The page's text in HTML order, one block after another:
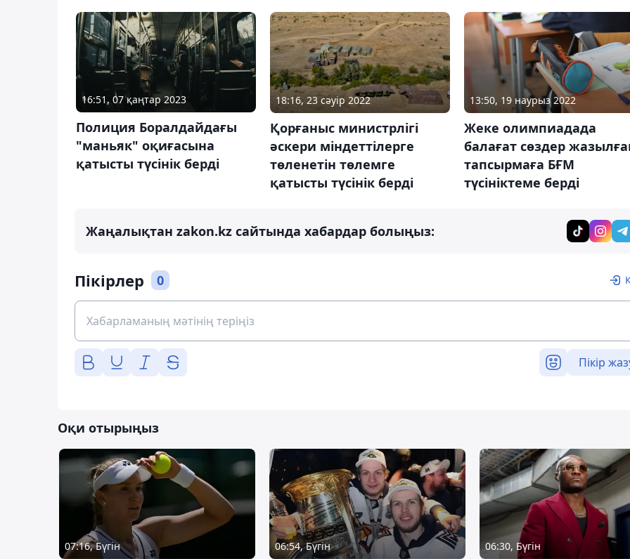
16:51, 07 қаңтар 2023
Полиция Боралдайдағы
"маньяк" оқиғасына
қатысты түсінік берді
18:16, 23 сәуір 2022
Қорғаныс министрлігі
әскери міндеттілерге
төленетін төлемге
қатысты түсінік берді
13:50, 19 наурыз 2022
Жеке олимпиадада
балағат сөздер
тапсырмаға БҒМ
түсініктеме берді
Жаңалықтан zakon.kz сайтында хабардар болыңыз:
Пікірлер 0
Пікір
Оқи отырыңыз
07:16, Бүгін 06:54, Бүгін 06:30, Бүгін